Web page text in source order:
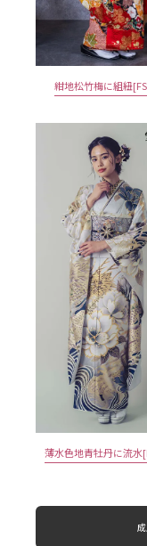
紺地松竹梅に組紐
薄水色地青牡丹に流水